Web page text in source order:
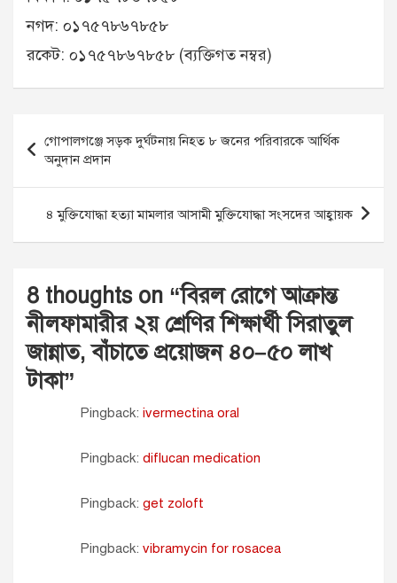
নগদ: ০১৭৫৭৮৬৭৮৫৮
রকেট: ০১৭৫৭৮৬৭৮৫৮ (ব্যক্তিগত নম্বর)
navigation
গোপালগঞ্জে সড়ক দুর্ঘটনায় নিহত ৮ জনের পরিবারকে আর্থিক
অনুদান প্রদান
৪ মুক্তিযোদ্ধা হত্যা মামলার আসামী মুক্তিযোদ্ধা সংসদের আহ্বায়ক
8 thoughts on “বিরল রোগে আক্রান্ত
নীলফামারীর ২য় শ্রেণির শিক্ষার্থী সিরাতুল
জান্নাত, বাঁচাতে প্রয়োজন ৪০–৫০ লাখ
টাকা”
Pingback: ivermectina oral
Pingback: diflucan medication
Pingback: get zoloft
Pingback: vibramycin for rosacea